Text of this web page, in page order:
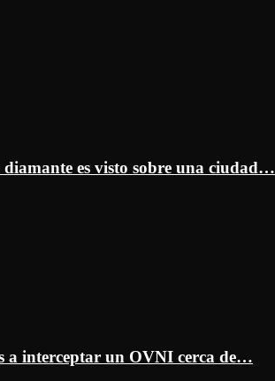
es visto sobre una ciudad…
a interceptar un OVNI cerca de…